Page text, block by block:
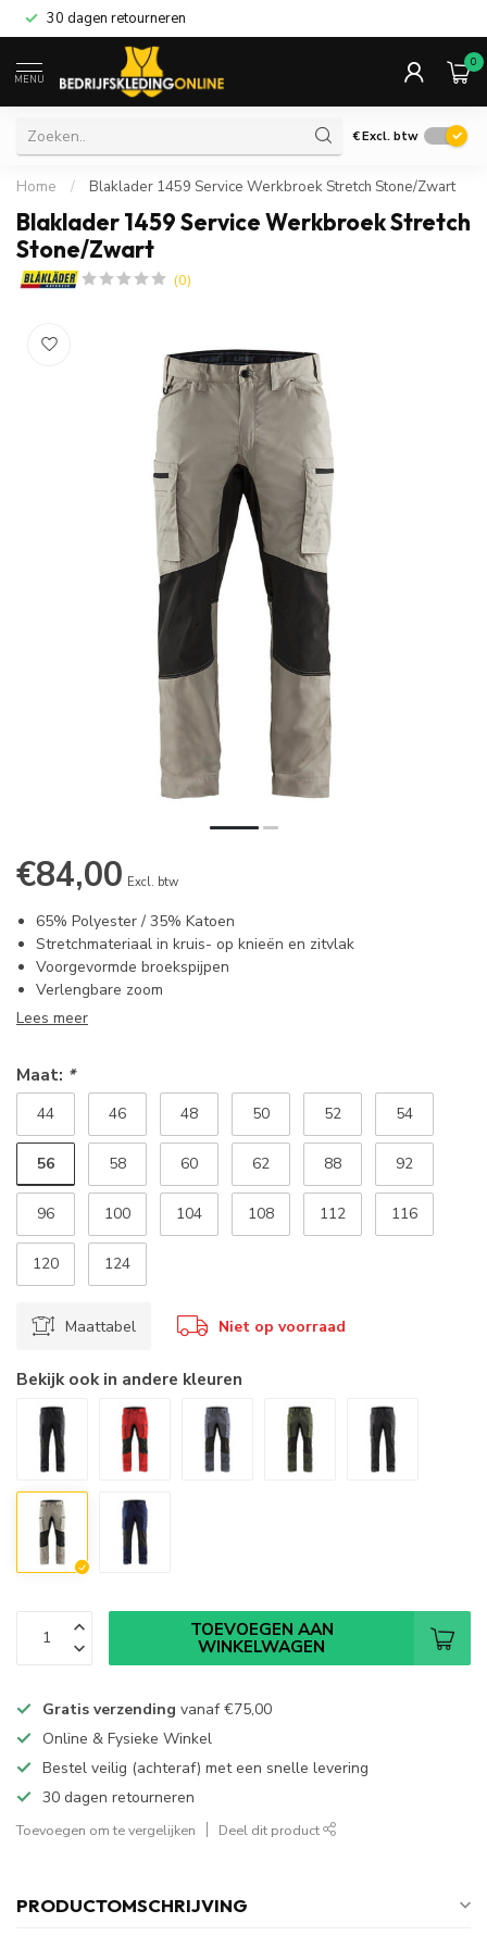
30 dagen retourneren
MENU
0
€Excl. btw
Home / Blaklader 1459 Service Werkbroek Stretch Stone/Zwart
Blaklader 1459 Service Werkbroek Stretch
Stone/Zwart
(0)
€84,00 Excl. btw
65% Polyester / 35% Katoen
Stretchmateriaal in kruis- op knieën en zitvlak
Voorgevormde broekspijpen
Verlengbare zoom
Lees meer
Maat: *
44 46 48 50 52 54
56 58 60 62 88 92
96 100 104 108 112 116
120 124
Maattabel Niet op voorraad
Bekijk ook in andere kleuren
TOEVOEGEN AAN
WINKELWAGEN
Gratis verzending vanaf€75,00
Online & Fysieke Winkel
Bestel veilig (achteraf) met een snelle levering
30 dagen retourneren
Toevoegen om te vergelijken Deel dit product
PRODUCTOMSCHRIJVING